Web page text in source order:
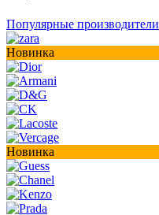
Популярные производители
Новинка
Новинка